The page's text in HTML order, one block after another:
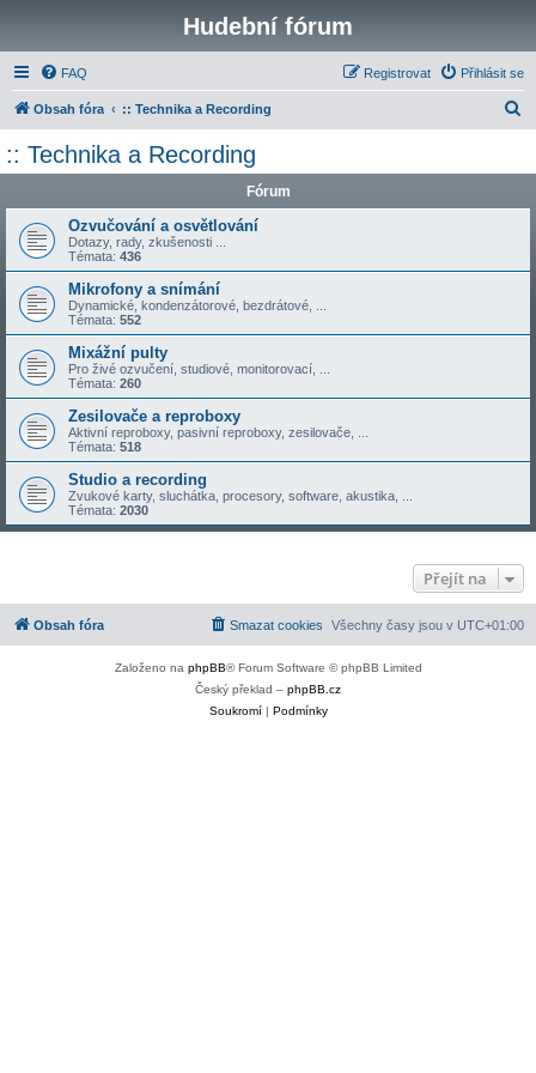
Hudební fórum
FAQ Přihlásit se
Registrovat
Obsah fóra :: Technika a Recording
:: Technika a Recording
Fórum
Ozvučování a osvětlování
Dotazy, rady, zkušenosti ...
Témata: 436
Mikrofony a snímání
Dynamické, kondenzátorové, bezdrátové, ...
Témata: 552
Mixážní pulty
Pro živé ozvučení, studiové, monitorovací, ...
Témata: 260
Zesilovače a reproboxy
Aktivní reproboxy, pasivní reproboxy, zesilovače, ...
Témata: 518
Studio a recording
Zvukové karty, sluchátka, procesory, software, akustika, ...
Témata: 2030
Přejít na
Obsah fóra Všechny časy jsou v UTC+01:00
Smazat cookies
Založeno na phpBB® Forum Software © phpBB Limited
Český překlad – phpBB.cz
Soukromí| Podmínky